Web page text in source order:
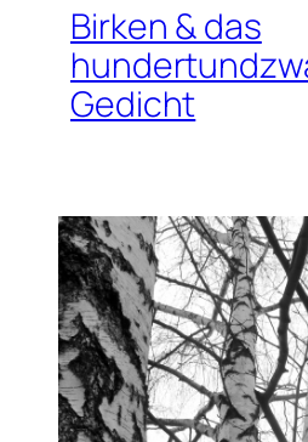
Birken & das
Gedicht